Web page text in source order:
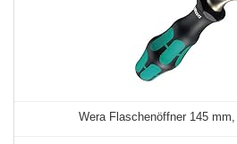
Wera Flaschenöffner 145